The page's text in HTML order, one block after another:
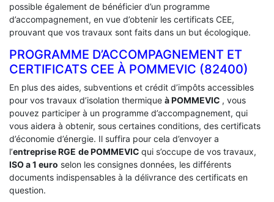
possible également de bénéficier d’un programme
d’accompagnement, en vue d’obtenir les certificats CEE,
prouvant que vos travaux sont faits dans un but écologique.
PROGRAMME D’ACCOMPAGNEMENT ET
CERTIFICATS CEE À ‎POMMEVIC (82400)
En plus des aides, subventions et crédit d’impôts accessibles
pour vos travaux d’isolation thermique à POMMEVIC , vous
pouvez participer à un programme d’accompagnement, qui
vous aidera à obtenir, sous certaines conditions, des certificats
d’économie d’énergie. Il suffira pour cela d’envoyer a
l’entreprise RGE de POMMEVIC qui s’occupe de vos travaux,
ISO a 1 euro selon les consignes données, les différents
documents indispensables à la délivrance des certificats en
question.